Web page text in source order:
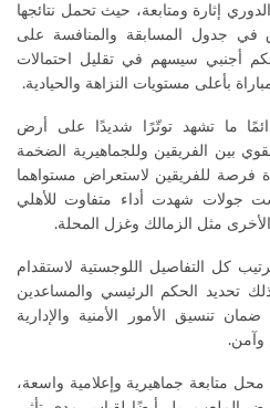
الدوري إثارة ومتابعة، حيث تحمل نتائجها
في جدول المسابقة والمنافسة على
أجنبي سيسهم في تقليل احتمالات
بأعلى مستويات النزاهة والحيادية.
دائمًا ما تشهد توتّرًا شديدًا على أرض
بين الفريقين وللجماهيرية الضخمة
فرصة للفريقين لاستعراض مستواهما
جولات شهدت أداء متفاوت للأهلي
مثل الزمالك وغزل المحلة.
كل التفاصيل اللوجستية لاستقدام
تحديد الحكم الرئيسي والمساعدين
تنسيق الأمور الأمنية والإدارية
وآمن.
متابعة جماهيرية وإعلامية واسعة،